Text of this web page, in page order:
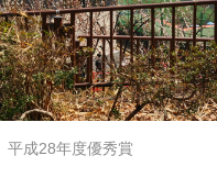
成28年度優秀賞